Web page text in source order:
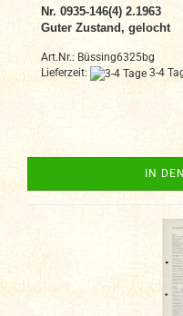
Nr. 0935-146(4) 2.1963
Guter Zustand, gelocht
Art.Nr.: Büssing6325bg
Lieferzeit:
3-4
IN